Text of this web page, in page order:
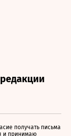
получать письма
и принимаю